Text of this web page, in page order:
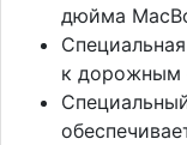
дюйма
к дорожным